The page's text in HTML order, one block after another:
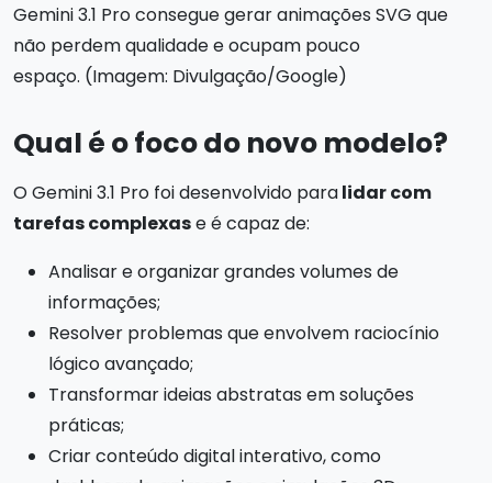
Gemini 3.1 Pro consegue gerar animações SVG que
não perdem qualidade e ocupam pouco
espaço. (Imagem: Divulgação/Google)
Qual é o foco do novo modelo?
O Gemini 3.1 Pro foi desenvolvido paralidar com
tarefas complexase é capaz de:
Analisar e organizar grandes volumes de
informações;
Resolver problemas que envolvem raciocínio
lógico avançado;
Transformar ideias abstratas em soluções
práticas;
Criar conteúdo digital interativo, como